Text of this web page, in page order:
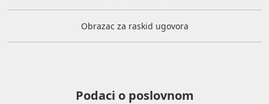
Obrazac za raskid ugovora
Podaci o poslovnom